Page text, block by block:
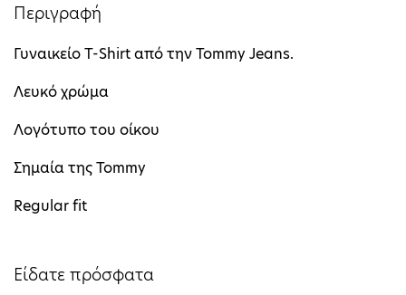
Περιγραφή
Γυναικείο T-Shirt από την Tommy Jeans.
Λευκό χρώμα
Λογότυπο του οίκου
Σημαία της Tommy
Regular fit
Είδατε πρόσφατα